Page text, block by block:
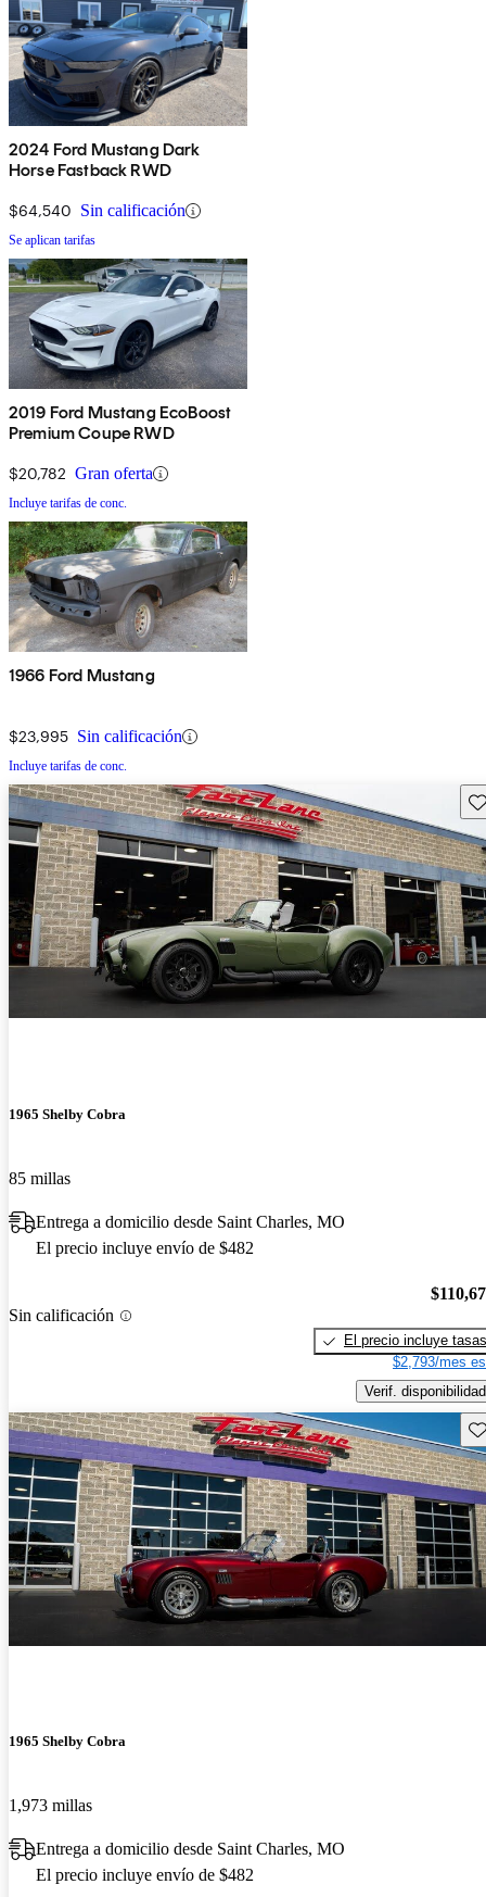
2024 Ford Mustang Dark
Horse Fastback RWD
$64,540 Sin calificación
Se aplican tarifas
2019 Ford Mustang EcoBoost
Premium Coupe RWD
$20,782 Gran oferta
Incluye tarifas de conc.
1966 Ford Mustang
$23,995 Sin calificación
Incluye tarifas de conc.
1965 Shelby Cobra
85 millas
Entrega a domicilio desde Saint Charles, MO
El precio incluye envío de $482
Sin calificación
El precio incluye tasas
$2,793/mes
Verif. disponibilidad
1965 Shelby Cobra
1,973 millas
Entrega a domicilio desde Saint Charles, MO
El precio incluye envío de $482